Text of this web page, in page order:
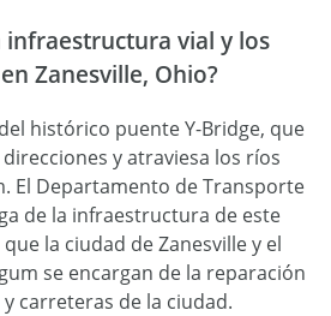
infraestructura vial y los
Zanesville, Ohio?
histórico puente Y-Bridge, que
y atraviesa los ríos
El Departamento de Transporte
de la infraestructura de este
la ciudad de Zanesville y el
se encargan de la reparación
y carreteras de la ciudad.